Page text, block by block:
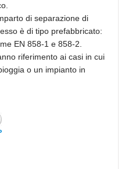
di separazione di
è di tipo prefabbricato:
EN 858-1 e 858-2.
riferimento ai casi in cui
o un impianto in